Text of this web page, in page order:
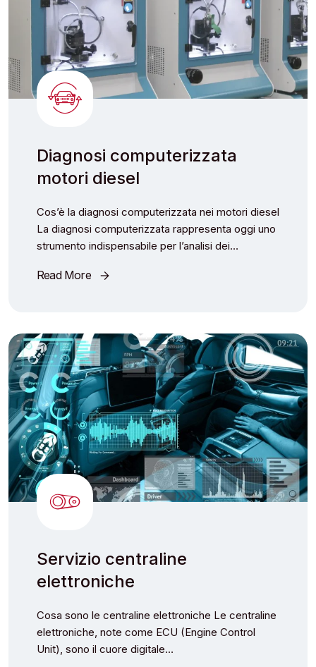
Diagnosi computerizzata
motori diesel
Cos’è la diagnosi computerizzata nei motori diesel
La diagnosi computerizzata rappresenta oggi uno
strumento indispensabile per l’analisi dei…
Read More
Servizio centraline
elettroniche
Cosa sono le centraline elettroniche Le centraline
elettroniche, note come ECU (Engine Control
Unit), sono il cuore digitale…